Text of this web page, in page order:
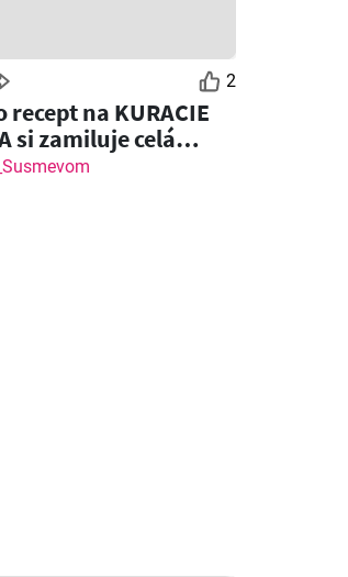
- 09.08.2026
Fresh leták
2
recept na KURACIE
si zamiluje celá